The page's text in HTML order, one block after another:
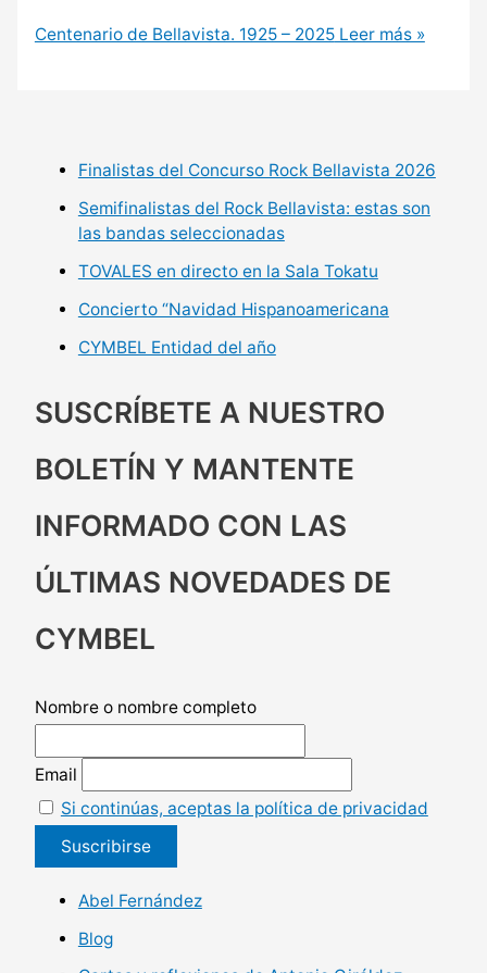
Centenario de Bellavista. 1925 – 2025Leer más »
Finalistas del Concurso Rock Bellavista 2026
Semifinalistas del Rock Bellavista: estas son
las bandas seleccionadas
TOVALES en directo en la Sala Tokatu
Concierto “Navidad Hispanoamericana
CYMBEL Entidad del año
SUSCRÍBETE A NUESTRO
BOLETÍN Y MANTENTE
INFORMADO CON LAS
ÚLTIMAS NOVEDADES DE
CYMBEL
Nombre o nombre completo
Email
Si continúas, aceptas la política de privacidad
Abel Fernández
Blog